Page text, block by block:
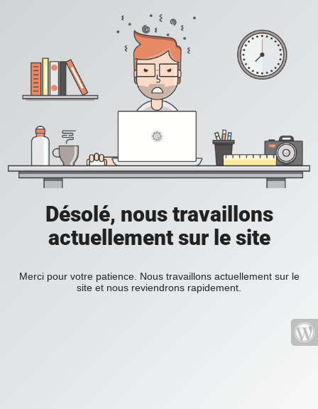
Désolé, nous travaillons
actuellement sur le site
Merci pour votre patience. Nous travaillons actuellement sur le
site et nous reviendrons rapidement.